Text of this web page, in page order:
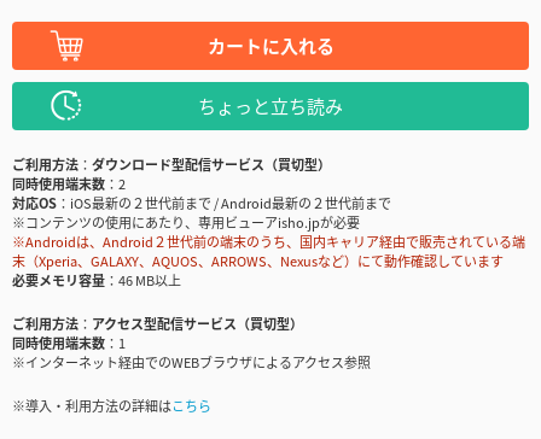
カートに入れる
ちょっと立ち読み
ご利用方法
ダウンロード型配信サービス（買切型）
同時使用端末数
2
対応OS
iOS最新の２世代前まで / Android最新の２世代前まで
※コンテンツの使用にあたり、専用ビューアisho.jpが必要
※Androidは、Android２世代前の端末のうち、国内キャリア経由で販売されている端
末（Xperia、GALAXY、AQUOS、ARROWS、Nexusなど）にて動作確認しています
必要メモリ容量
46 MB以上
ご利用方法
アクセス型配信サービス（買切型）
同時使用端末数
1
※インターネット経由でのWEBブラウザによるアクセス参照
※導入・利用方法の詳細はこちら